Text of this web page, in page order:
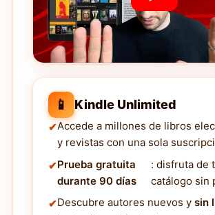
📱 Kindle Unlimited
Accede a millones de libros
y revistas con una sola
Prueba gratuita
durante 90 días
: disfruta de
catálogo sin
Descubre autores nuevos y sin